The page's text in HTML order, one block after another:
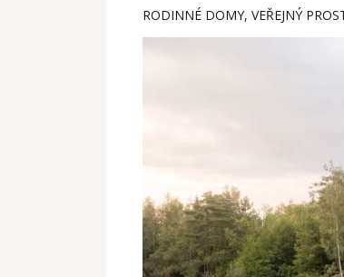
RODINNÉ DOMY, VEŘEJNÝ